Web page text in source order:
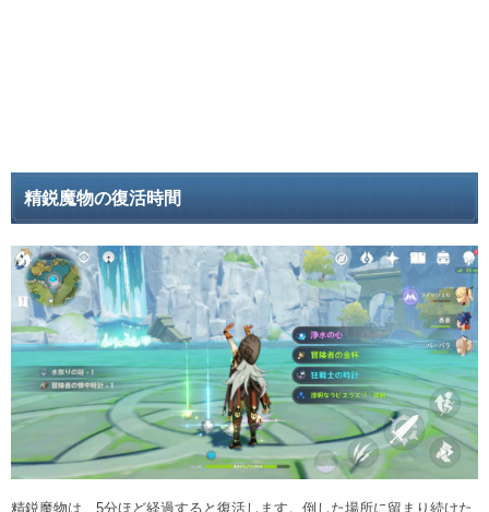
精鋭魔物の復活時間
精鋭魔物は、5分ほど経過すると復活します。倒した場所に留まり続けた